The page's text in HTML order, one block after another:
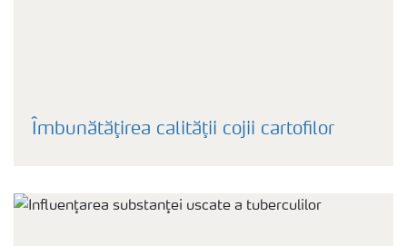
Îmbunătăţirea calităţii cojii cartofilor